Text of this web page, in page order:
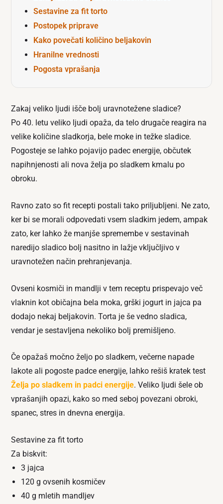
Sestavine za fit torto
Postopek priprave
Kako povečati količino beljakovin
Hranilne vrednosti
Pogosta vprašanja
Zakaj veliko ljudi išče bolj uravnotežene sladice?
Po 40. letu veliko ljudi opaža, da telo drugače reagira na
velike količine sladkorja, bele moke in težke sladice.
Pogosteje se lahko pojavijo padec energije, občutek
napihnjenosti ali nova želja po sladkem kmalu po
obroku.
Ravno zato so fit recepti postali tako priljubljeni. Ne zato,
ker bi se morali odpovedati vsem sladkim jedem, ampak
zato, ker lahko že manjše spremembe v sestavinah
naredijo sladico bolj nasitno in lažje vključljivo v
uravnotežen način prehranjevanja.
Ovseni kosmiči in mandlji v tem receptu prispevajo več
vlaknin kot običajna bela moka, grški jogurt in jajca pa
dodajo nekaj beljakovin. Torta je še vedno sladica,
vendar je sestavljena nekoliko bolj premišljeno.
Če opažaš močno željo po sladkem, večerne napade
lakote ali pogoste padce energije, lahko rešiš kratek test
Želja po sladkem in padci energije. Veliko ljudi šele ob
vprašanjih opazi, kako so med seboj povezani obroki,
spanec, stres in dnevna energija.
Sestavine za fit torto
Za biskvit:
3 jajca
120 g ovsenih kosmičev
40 g mletih mandljev